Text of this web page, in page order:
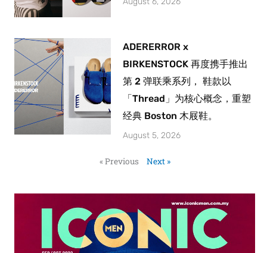
ADERERROR x
BIRKENSTOCK 再度携手推出
第 2 弹联乘系列， 鞋款以
「Thread」为核心概念，重塑
经典 Boston 木屐鞋。
August 5, 2026
« Previous Next »